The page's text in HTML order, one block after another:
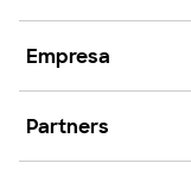
Empresa
Partners